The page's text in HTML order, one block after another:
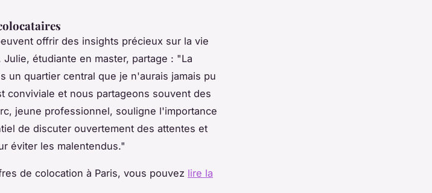
offrir des insights précieux sur la vie
étudiante en master, partage : "La
un quartier central que je n'aurais jamais pu
conviviale et nous partageons souvent des
jeune professionnel, souligne l'importance
de discuter ouvertement des attentes et
éviter les malentendus."
de colocation à Paris, vous pouvez lire la